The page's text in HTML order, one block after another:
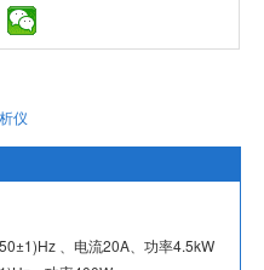
仪
、电流20A、功率4.5kW